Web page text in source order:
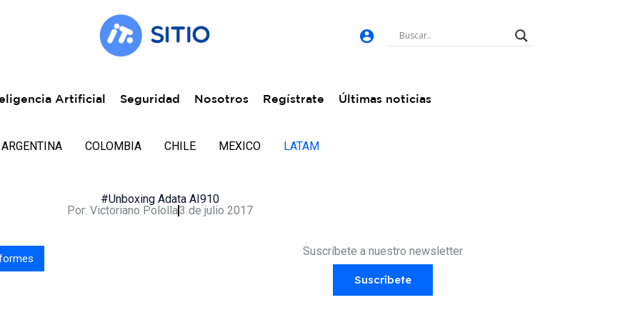
Artificial Seguridad Nosotros Regístrate Últimas noticias
ARGENTINA COLOMBIA CHILE MEXICO LATAM
#Unboxing Adata AI910
Por: Victoriano Pololla3 de julio 2017
Suscríbete a nuestro newsletter
Suscríbete